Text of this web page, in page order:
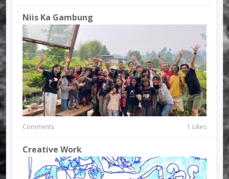
Niis Ka Gambung
Comments 1 Likes
Creative Work